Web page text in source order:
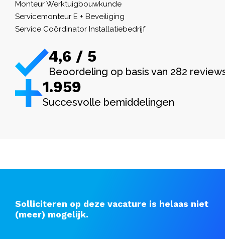
Monteur Werktuigbouwkunde
Servicemonteur E + Beveiliging
Service Coördinator Installatiebedrijf
4,6 / 5
Beoordeling op basis van 282
1.982
Succesvolle bemiddelingen
Solliciteren op deze vacature is helaas niet
(meer) mogelijk.